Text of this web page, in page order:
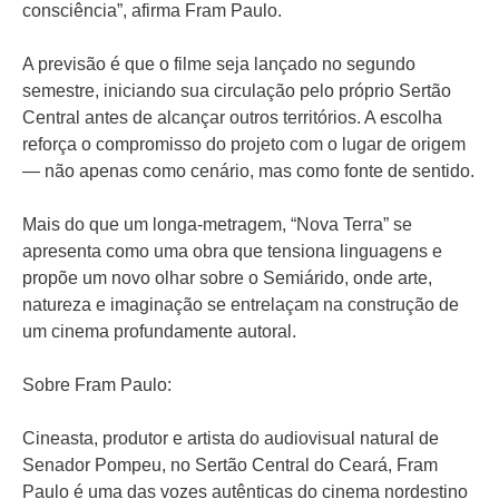
consciência”, afirma Fram Paulo.
A previsão é que o filme seja lançado no segundo
semestre, iniciando sua circulação pelo próprio Sertão
Central antes de alcançar outros territórios. A escolha
reforça o compromisso do projeto com o lugar de origem
— não apenas como cenário, mas como fonte de sentido.
Mais do que um longa-metragem, “Nova Terra” se
apresenta como uma obra que tensiona linguagens e
propõe um novo olhar sobre o Semiárido, onde arte,
natureza e imaginação se entrelaçam na construção de
um cinema profundamente autoral.
Sobre Fram Paulo:
Cineasta, produtor e artista do audiovisual natural de
Senador Pompeu, no Sertão Central do Ceará, Fram
Paulo é uma das vozes autênticas do cinema nordestino